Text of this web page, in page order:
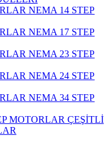
NEMA 14 STEP
NEMA 17 STEP
NEMA 23 STEP
NEMA 24 STEP
NEMA 34 STEP
ÇEŞİTLİ